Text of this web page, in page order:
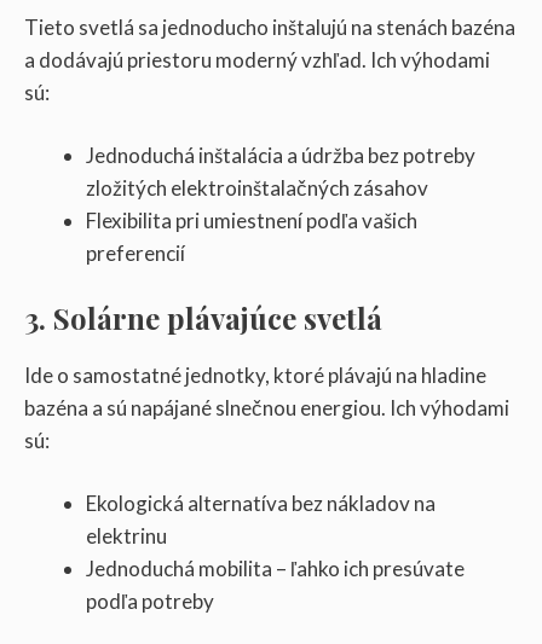
Tieto svetlá sa jednoducho inštalujú na stenách bazéna
a dodávajú priestoru moderný vzhľad. Ich výhodami
sú:
Jednoduchá inštalácia a údržba bez potreby
zložitých elektroinštalačných zásahov
Flexibilita pri umiestnení podľa vašich
preferencií
3. Solárne plávajúce svetlá
Ide o samostatné jednotky, ktoré plávajú na hladine
bazéna a sú napájané slnečnou energiou. Ich výhodami
sú:
Ekologická alternatíva bez nákladov na
elektrinu
Jednoduchá mobilita – ľahko ich presúvate
podľa potreby